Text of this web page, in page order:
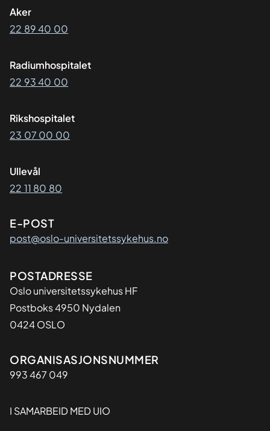
Aker
22 89 40 00
Radiumhospitalet
22 93 40 00
Rikshospitalet
23 07 00 00
Ullevål
22 11 80 80
E-POST
post@oslo-universitetssykehus.no
Adresse
POSTADRESSE
Oslo universitetssykehus HF
Postboks 4950 Nydalen
0424 OSLO
Organisasjon
ORGANISASJONSNUMMER
993 467 049
I SAMARBEID MED UIO